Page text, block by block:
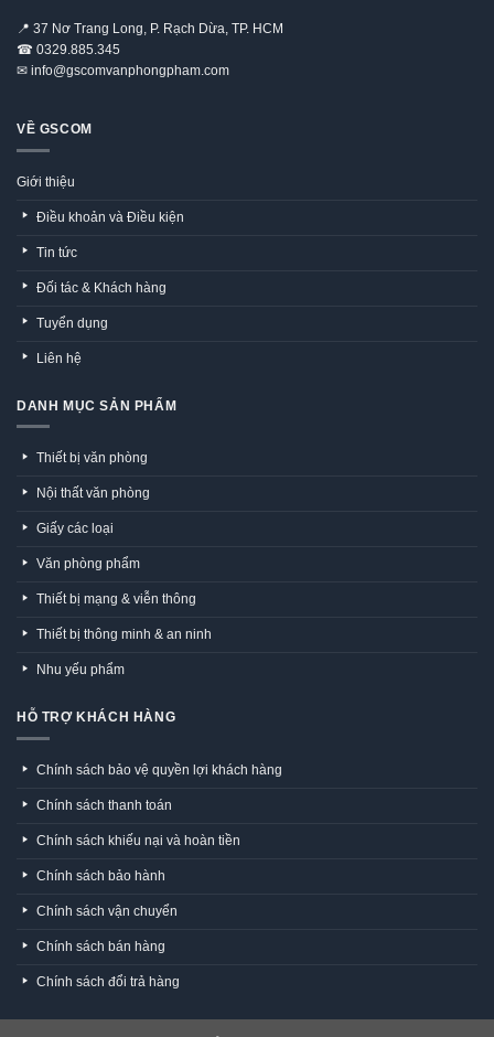
📍 37 Nơ Trang Long, P. Rạch Dừa, TP. HCM
☎ 0329.885.345
✉ info@gscomvanphongpham.com
VỀ GSCOM
Giới thiệu
Điều khoản và Điều kiện
Tin tức
Đối tác & Khách hàng
Tuyển dụng
Liên hệ
DANH MỤC SẢN PHẨM
Thiết bị văn phòng
Nội thất văn phòng
Giấy các loại
Văn phòng phẩm
Thiết bị mạng & viễn thông
Thiết bị thông minh & an ninh
Nhu yếu phẩm
HỖ TRỢ KHÁCH HÀNG
Chính sách bảo vệ quyền lợi khách hàng
Chính sách thanh toán
Chính sách khiếu nại và hoàn tiền
Chính sách bảo hành
Chính sách vận chuyển
Chính sách bán hàng
Chính sách đổi trả hàng